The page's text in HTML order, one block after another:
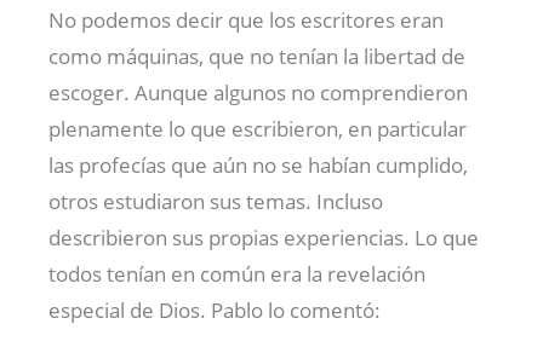
No podemos decir que los escritores eran
como máquinas, que no tenían la libertad de
escoger. Aunque algunos no comprendieron
plenamente lo que escribieron, en particular
las profecías que aún no se habían cumplido,
otros estudiaron sus temas. Incluso
describieron sus propias experiencias. Lo que
todos tenían en común era la revelación
especial de Dios. Pablo lo comentó: